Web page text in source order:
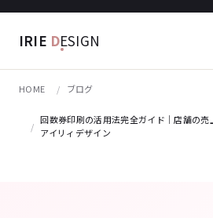
IRIE DESIGN
HOME ブログ
回数券印刷の活用法完全ガイド｜店舗の
アイリィデザイン